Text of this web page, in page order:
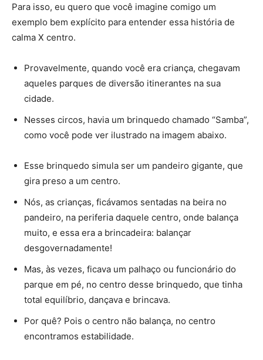
Para isso, eu quero que você imagine comigo um
exemplo bem explícito para entender essa história de
calma X centro.
Provavelmente, quando você era criança, chegavam
aqueles parques de diversão itinerantes na sua
cidade.
Nesses circos, havia um brinquedo chamado “Samba”,
como você pode ver ilustrado na imagem abaixo.
Esse brinquedo simula ser um pandeiro gigante, que
gira preso a um centro.
Nós, as crianças, ficávamos sentadas na beira no
pandeiro, na periferia daquele centro, onde balança
muito, e essa era a brincadeira: balançar
desgovernadamente!
Mas, às vezes, ficava um palhaço ou funcionário do
parque em pé, no centro desse brinquedo, que tinha
total equilíbrio, dançava e brincava.
Por quê? Pois o centro não balança, no centro
encontramos estabilidade.